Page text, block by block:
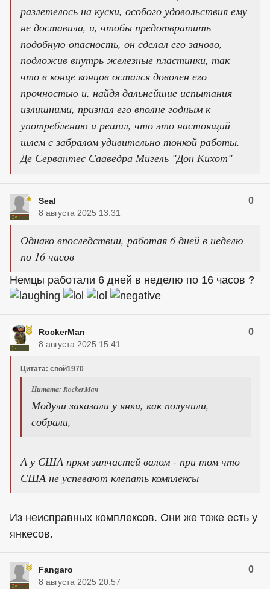
разлетелось на куски, особого удовольствия ему
не доставила, и, чтобы предотвратить
подобную опасность, он сделал его заново,
подложив внутрь железные пластинки, так
что в конце концов остался доволен его
прочностью и, найдя дальнейшие испытания
излишними, признал его вполне годным к
употреблению и решил, что это настоящий
шлем с забралом удивительно тонкой работы.
Де Сервантес Сааведра Мигель "Дон Кихот"
Seal 0
8 августа 2025 13:31
Однако впоследствии, работая 6 дней в неделю
по 16 часов
Немцы работали 6 дней в неделю по 16 часов ?
RockerMan 0
8 августа 2025 15:41
Цитата: свой1970
Цитата: RockerMan
Модули заказали у янки, как получили,
собрали,
А у США прям запчастей валом - при том что
США не успевают клепать комплексы
Из неисправных комплексов. Они же тоже есть у
янкесов.
Fangaro 0
8 августа 2025 20:57